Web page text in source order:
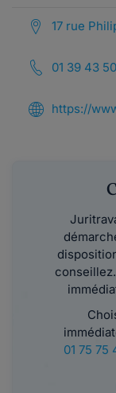
17 rue
01 39 43
https://
01 75 75